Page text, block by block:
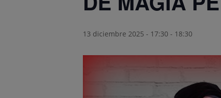
13 diciembre 2025 - 17:30 - 18:30